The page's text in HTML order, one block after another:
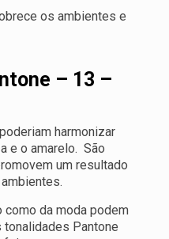
os ambientes e
– 13 –
harmonizar
e o amarelo. São
um resultado
como da moda podem
Pantone